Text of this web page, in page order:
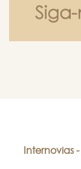
Internovias -